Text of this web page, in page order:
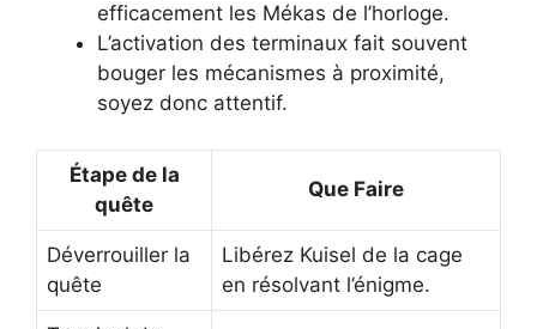
efficacement les Mékas de l’horloge.
L’activation des terminaux fait souvent
bouger les mécanismes à proximité,
soyez donc attentif.
Étape de la
quête
Que Faire
Déverrouiller la
quête
Libérez Kuisel de la cage
en résolvant l’énigme.